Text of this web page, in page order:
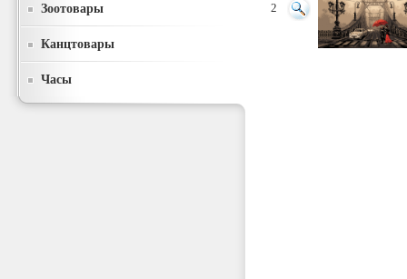
Зоотовары
Канцтовары
Часы
2